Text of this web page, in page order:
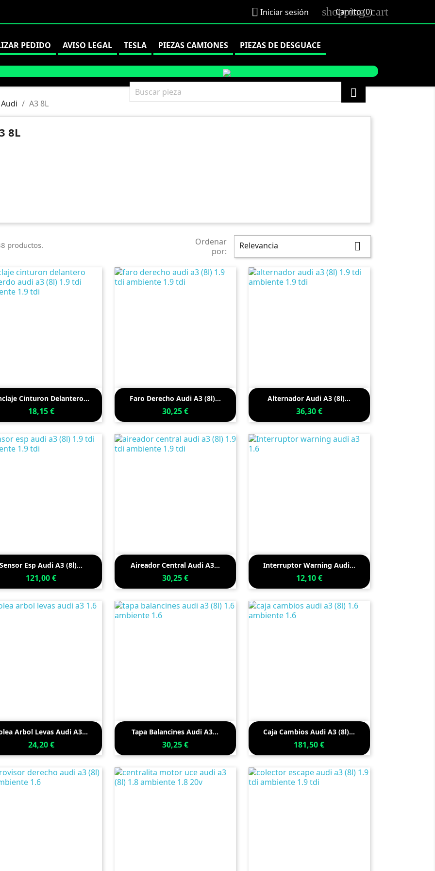
 Iniciar sesión shopping_cart
Carrito(0)
PEDIDO AVISO LEGAL TESLA PIEZAS CAMIONES PIEZAS DE DESGUACE

Audi A3 8L
8L
productos.
Ordenar
por:
Relevancia 
Cinturon Delantero...
18,15 €
 Vista rápida Faro Derecho Audi A3 (8l)...
30,25 €
 Vista rápida Alternador Audi A3 (8l)...
36,30 €
 Vista rápida
Sensor Esp Audi A3 (8l)...
121,00 €
 Vista rápida Aireador Central Audi A3...
30,25 €
 Vista rápida Interruptor Warning Audi...
12,10 €
 Vista rápida
Arbol Levas Audi A3...
24,20 €
 Vista rápida Tapa Balancines Audi A3...
30,25 €
 Vista rápida Caja Cambios Audi A3 (8l)...
181,50 €
 Vista rápida